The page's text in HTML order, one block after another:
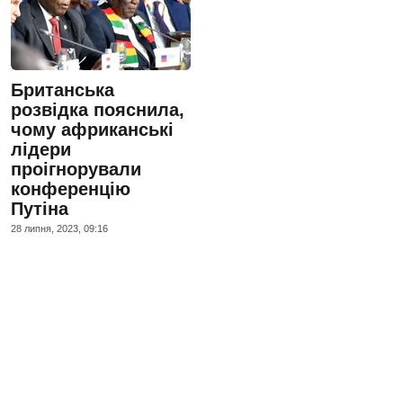
Британська
розвідка пояснила,
чому африканські
лідери
проігнорували
конференцію
Путіна
28 липня, 2023, 09:16